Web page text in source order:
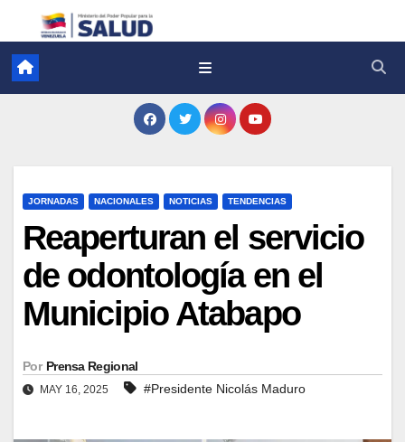
JORNADAS NACIONALES NOTICIAS TENDENCIAS
Reaperturan el servicio
de odontología en el
Municipio Atabapo
Por Prensa Regional
MAY 16, 2025 #Presidente Nicolás Maduro